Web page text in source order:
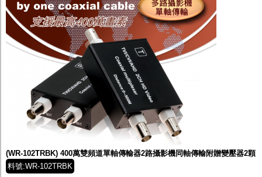
AHD半球型(適用屋內)
AHD中小型紅外線攝影機(適用騎樓、室內外)
AHD防護罩型攝影機(適用屋外，紅外線照射
距離遠）
AHD特殊功能型攝影機
旋轉型攝影機.旋轉台
傳統高解析攝影機
投光設備
防護罩及支架
多路攝影機單軸傳輸
監聽器.麥克風
視訊轉換設備
雙絞線傳輸器
雜訊改善器
(WR-102TRBK) 400萬雙頻道單軸傳輸器2路攝影機同軸傳輸附贈變壓器2顆
料號:WR-102TRBK